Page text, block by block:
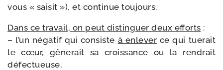
vous « sai­sit »), et conti­nue toujours.
Dans ce tra­vail, on peut dis­tin­guer deux efforts :
– l’un néga­tif qui consiste à enle­ver ce qui tue­rait
le cœur, gêne­rait sa crois­sance ou la ren­drait
défectueuse,